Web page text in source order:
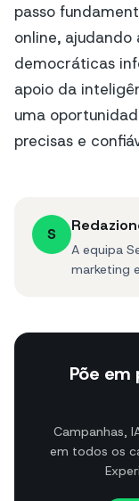
passo
online,
democráticas
apoio da
uma
precisas e
S
A equipa
marketing
Põe
Campanhas,
em todos os